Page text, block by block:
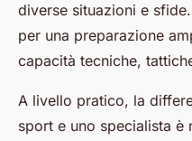
diverse situazioni e
per una preparazione
capacità tecniche,
A livello pratico, la
sport e uno specialista è